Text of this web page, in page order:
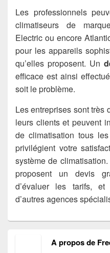
Les professionnels
climatiseurs de
Electric ou encore
pour les appareils
qu’elles proposent. Un
efficace est ainsi
soit le problème.
Les entreprises sont très
leurs clients et peuvent
de climatisation tous
privilégient votre
système de
proposent un devis
d’évaluer les tarifs,
d’autres agences
A propos de